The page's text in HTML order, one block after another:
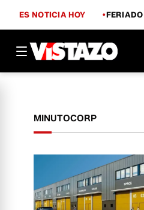
ES NOTICIA HOY
MINUTOCORP